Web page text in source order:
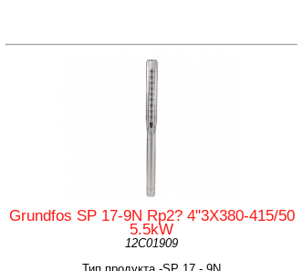
Grundfos SP 17-9N Rp2? 4"3X380-415/50
5.5kW
12C01909
Тип продукта -SP 17 - 9N